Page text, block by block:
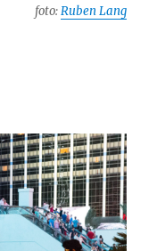
foto:Ruben Lang